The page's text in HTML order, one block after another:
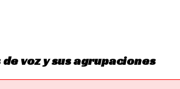
voz y sus agrupaciones